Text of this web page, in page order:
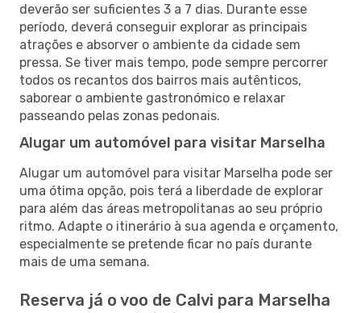
deverão ser suficientes 3 a 7 dias. Durante esse
período, deverá conseguir explorar as principais
atrações e absorver o ambiente da cidade sem
pressa. Se tiver mais tempo, pode sempre percorrer
todos os recantos dos bairros mais autênticos,
saborear o ambiente gastronómico e relaxar
passeando pelas zonas pedonais.
Alugar um automóvel para visitar Marselha
Alugar um automóvel para visitar Marselha pode ser
uma ótima opção, pois terá a liberdade de explorar
para além das áreas metropolitanas ao seu próprio
ritmo. Adapte o itinerário à sua agenda e orçamento,
especialmente se pretende ficar no país durante
mais de uma semana.
Reserva já o voo de Calvi para Marselha